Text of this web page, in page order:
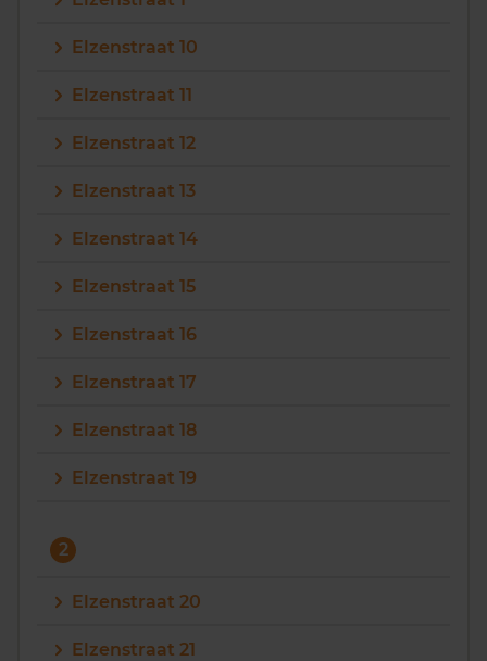
Maandag t/m vrijdag - 08:00 -18:00
Elzenstraat 10
Elzenstraat 11
Elzenstraat 12
Elzenstraat 13
Elzenstraat 14
Elzenstraat 15
Elzenstraat 16
Elzenstraat 17
Elzenstraat 18
Elzenstraat 19
2
Elzenstraat 20
Elzenstraat 21